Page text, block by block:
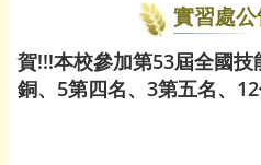
實習處
賀!!!本校參加第53屆全國
銅、5第四名、3第五名、